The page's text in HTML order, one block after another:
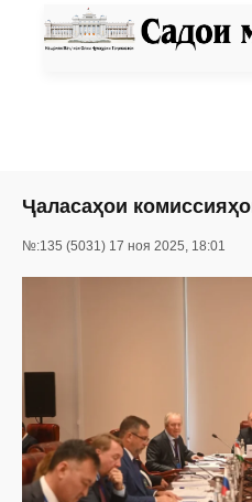
Ҷаласаҳои
№:135 (5031) 17 ноя 2025, 18:01